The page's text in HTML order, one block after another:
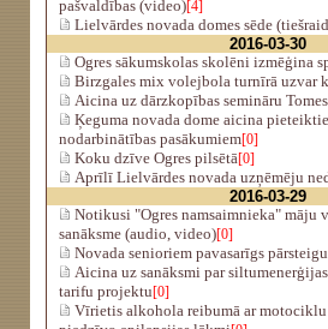
pašvaldības (video)[4]
Lielvārdes novada domes sēde
2016-03-30
Ogres sākumskolas skolēni izmēģina
Birzgales mix volejbola turnīrā uzvar
Aicina uz dārzkopības semināru
Ķeguma novada dome aicina
nodarbinātības pasākumiem[0]
Koku dzīve Ogres pilsētā[0]
Aprīlī Lielvārdes novada uzņēmēju
2016-03-29
Notikusi "Ogres namsaimnieka" māju
sanāksme (audio, video)[0]
Novada senioriem pavasarīgs
Aicina uz sanāksmi par
tarifu projektu[0]
Vīrietis alkohola reibumā ar